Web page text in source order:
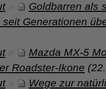
»
Goldbarren als
Generationen
»
Mazda MX-5
Roadster-Ikone
»
Wege zur